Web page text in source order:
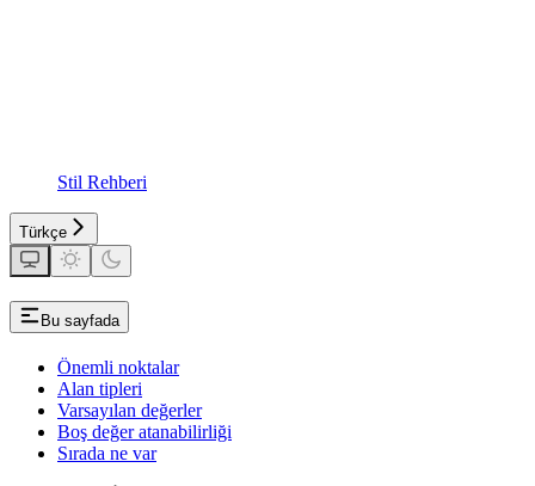
Stil Rehberi
Türkçe
Bu sayfada
Önemli noktalar
Alan tipleri
Varsayılan değerler
Boş değer atanabilirliği
Sırada ne var